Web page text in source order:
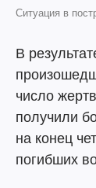
Ситуация в
В
число
получили
на конец
погибших